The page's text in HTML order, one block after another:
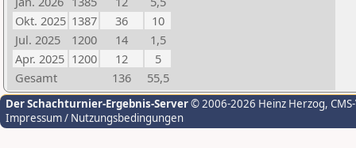
Okt. 2025 1387 36
10
Jul. 2025
1200 14
1,5
Apr. 2025 1200 12
5
Gesamt
136 55,5
Der Schachturnier-Ergebnis-Server© 2006-2026 Heinz Herzog,
Impressum / Nutzungsbedingungen